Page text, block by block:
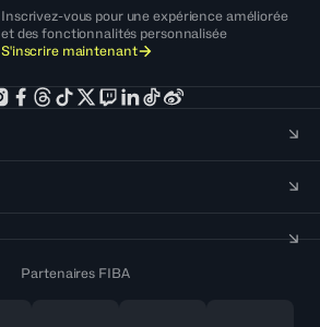
Inscrivez-vous pour une expérience améliorée
et des fonctionnalités personnalisée
S'inscrire maintenant
Partenaires FIBA